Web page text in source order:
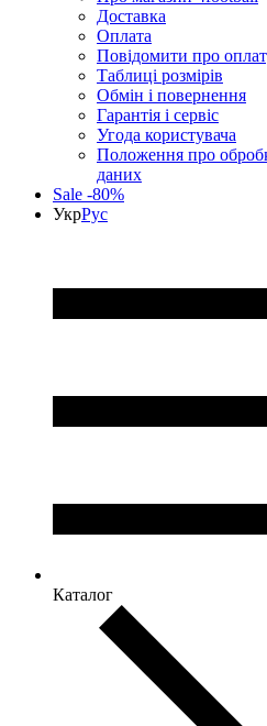
Доставка
Оплата
Повідомити про
Таблиці розмірів
Обмін і повернення
Гарантія і сервіс
Угода користувача
Положення про
даних
Sale -80%
УкрРус
Каталог